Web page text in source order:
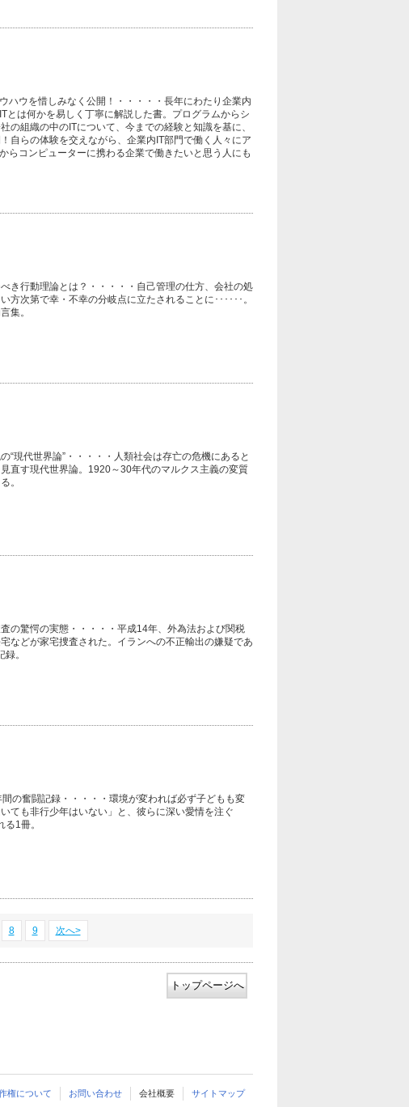
ハウを惜しみなく公開！・・・・・長年にわたり企業内
とは何かを易しく丁寧に解説した書。プログラムからシ
の組織の中のITについて、今までの経験と知識を基に、
自らの体験を交えながら、企業内IT部門で働く人々にア
らコンピューターに携わる企業で働きたいと思う人にも
き行動理論とは？・・・・・自己管理の仕方、会社の処
次第で幸・不幸の分岐点に立たされることに･･････。
集。
現代世界論”・・・・・人類社会は存亡の危機にあると
直す現代世界論。1920～30年代のマルクス主義の変質
。
の驚愕の実態・・・・・平成14年、外為法および関税
などが家宅捜査された。イランへの不正輸出の嫌疑であ
。
の奮闘記録・・・・・環境が変われば必ず子どもも変
ても非行少年はいない」と、彼らに深い愛情を注ぐ
1冊。
8 9 次へ>
トップページへ
権について お問い合わせ 会社概要 サイトマップ